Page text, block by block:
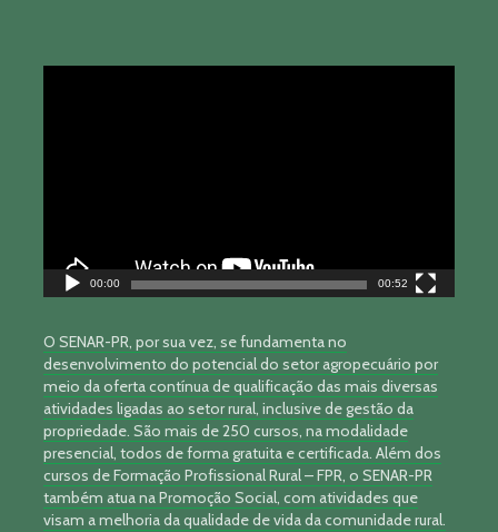
00:00 00:52
O SENAR-PR, por sua vez, se fundamenta no
desenvolvimento do potencial do setor agropecuário por
meio da oferta contínua de qualificação das mais diversas
atividades ligadas ao setor rural, inclusive de gestão da
propriedade. São mais de 250 cursos, na modalidade
presencial, todos de forma gratuita e certificada. Além dos
cursos de Formação Profissional Rural – FPR, o SENAR-PR
também atua na Promoção Social, com atividades que
visam a melhoria da qualidade de vida da comunidade rural.